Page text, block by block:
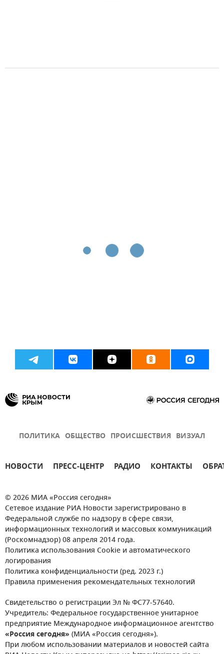
ПОЛИТИКА ОБЩЕСТВО ПРОИСШЕСТВИЯ ВИЗУАЛ
НОВОСТИ ПРЕСС-ЦЕНТР РАДИО КОНТАКТЫ
© 2026 МИА «Россия сегодня»
Сетевое издание РИА Новости зарегистрировано в
Федеральной службе по надзору в сфере связи,
информационных технологий и массовых коммуникаций
(Роскомнадзор) 08 апреля 2014 года.
Политика использования Cookie и автоматического
логирования
Политика конфиденциальности (ред. 2023 г.)
Правила применения рекомендательных технологий
Свидетельство о регистрации Эл № ФС77-57640.
Учредитель: Федеральное государственное унитарное
предприятие Международное информационное агентство
«Россия сегодня» (МИА «Россия сегодня»).
При любом использовании материалов и новостей сайта